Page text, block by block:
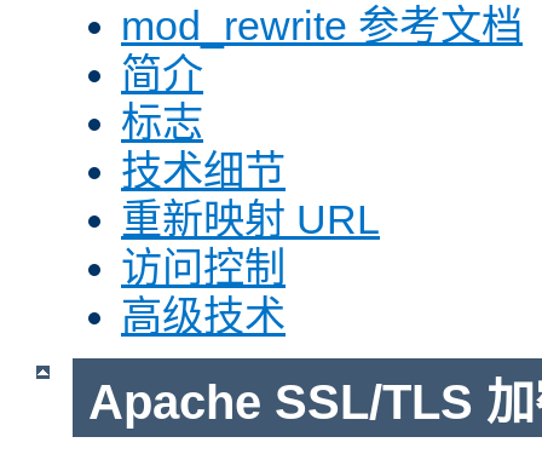
mod_rewrite 参考文档
简介
标志
技术细节
重新映射 URL
访问控制
高级技术
Apache SSL/TLS